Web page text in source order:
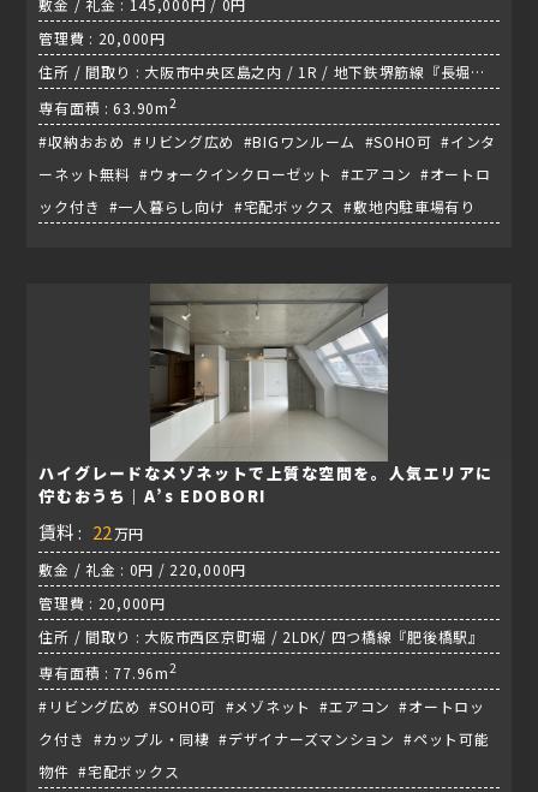
管理費 : 20,000円
住所 / 間取り : 大阪市中央区島之内 / 1R / 地下鉄堺筋線『長堀橋
駅』
専有面積 : 63.90m2
#収納おおめ #リビング広め #BIGワンルーム #SOHO可 #インタ
ーネット無料 #ウォークインクローゼット #エアコン #オートロ
ック付き #一人暮らし向け #宅配ボックス #敷地内駐車場有り
ハイグレードなメゾネットで上質な空間を。人気エリアに
佇むおうち｜A’s EDOBORI
賃料 : 22 万円
敷金 / 礼金 : 0円 / 220,000円
管理費 : 20,000円
住所 / 間取り : 大阪市西区京町堀 / 2LDK/ 四つ橋線『肥後橋駅』
専有面積 : 77.96m2
#リビング広め #SOHO可 #メゾネット #エアコン #オートロッ
ク付き #カップル・同棲 #デザイナーズマンション #ペット可能
物件 #宅配ボックス